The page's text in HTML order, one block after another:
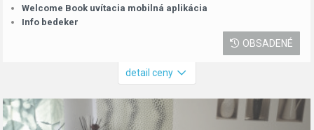
Welcome Book uvítacia mobilná aplikácia
Info bedeker
OBSADENÉ
detail ceny